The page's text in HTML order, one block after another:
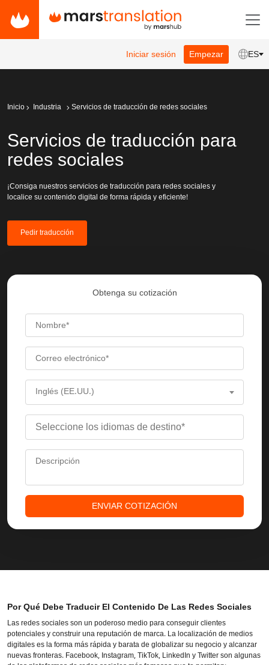
Iniciar sesión Empezar ES
Inicio Industria Servicios de traducción de redes sociales
Servicios de traducción para
redes sociales
¡Consiga nuestros servicios de traducción para redes sociales y
localice su contenido digital de forma rápida y eficiente!
Pedir traducción
Obtenga su cotización
Inglés (EE.UU.)
ENVIAR COTIZACIÓN
Por Qué Debe Traducir El Contenido De Las Redes Sociales
Las redes sociales son un poderoso medio para conseguir clientes
potenciales y construir una reputación de marca. La localización de medios
digitales es la forma más rápida y barata de globalizar su negocio y alcanzar
nuevas fronteras. Facebook, Instagram, TikTok, LinkedIn y Twitter son algunas